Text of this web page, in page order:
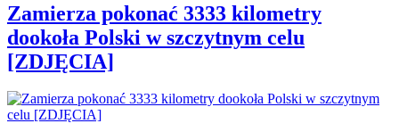
Zamierza pokonać 3333 kilometry
dookoła Polski w szczytnym celu
[ZDJĘCIA]